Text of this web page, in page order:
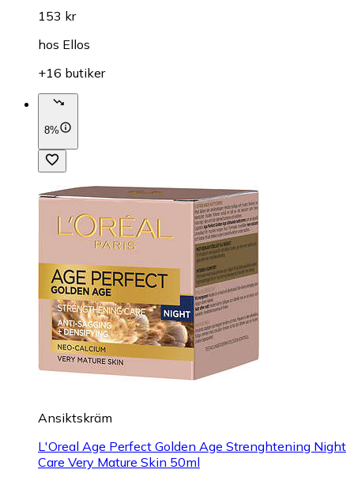
153 kr
hos Ellos
+16 butiker
8%
Ansiktskräm
L'Oreal Age Perfect Golden Age Strenghtening Night
Care Very Mature Skin 50ml